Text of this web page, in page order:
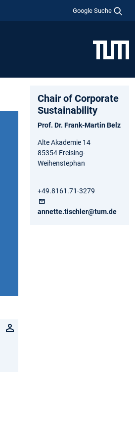
Google Suche
Chair of Corporate
Sustainability
Prof. Dr. Frank-Martin Belz
Alte Akademie 14
85354 Freising-
Weihenstephan
+49.8161.71-3279
annette.tischler@tum.de